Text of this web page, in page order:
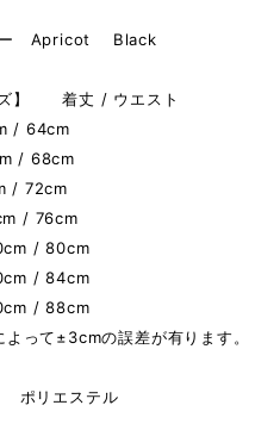
Apricot Black
ズ】 着丈 / ウエスト
/ 64cm
/ 68cm
/ 72cm
/ 76cm
/ 80cm
/ 84cm
/ 88cm
よって±3cmの誤差が有ります。
リエステル